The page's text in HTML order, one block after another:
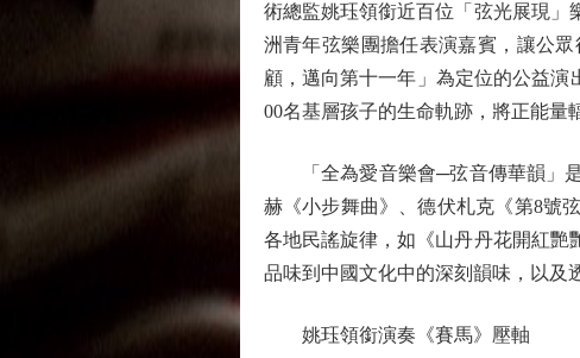
術總監姚珏領銜近百位「弦光展現」
洲青年弦樂團擔任表演嘉賓，讓公
顧，邁向第十一年」為定位的公益
00名基層孩子的生命軌跡，將正能量
「全為愛音樂會─弦音傳華韻」是
赫《小步舞曲》、德伏札克《第8號
各地民謠旋律，如《山丹丹花開紅艷
品味到中國文化中的深刻韻味，以及
姚珏領銜演奏《賽馬》壓軸